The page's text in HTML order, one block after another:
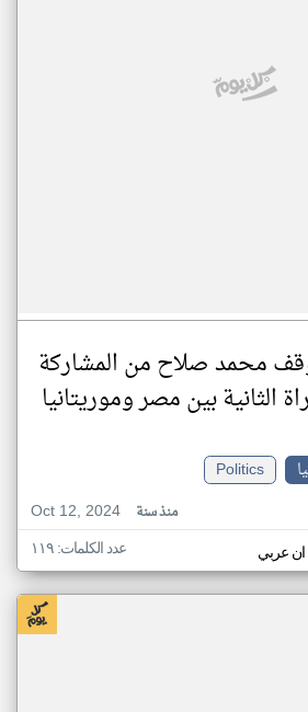
محمد صلاح من المشاركة
الثانية بين مصر وموريتانيا
Politics
Oct 12, 2024
منذ سنة
عربي عدد الكلمات: ١١٩